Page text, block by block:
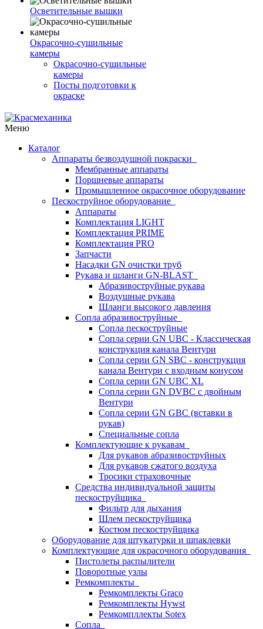
Осветительные вышки
Окрасочно-сушильные
камеры
Окрасочно-сушильные
камеры
Посты подготовки к
окраске
Меню
Каталог
Аппараты безвоздушной покраски
Мембранные аппараты
Поршневые аппараты
Промышленное окрасочное оборудование
Пескоструйное оборудование
Аппараты
Комплектация LIGHT
Комплектация PRIME
Комплектация PRO
Запчасти
Насадки GN очистки труб
Рукава и шланги GN-BLAST
Абразивоструйные рукава
Воздушные рукава
Шланги высокого давления
Сопла абразивоструйные
Сопла пескоструйные
Сопла серии GN UBC - Классическая
конструкция канала Вентури
Сопла серии GN SBC - конструкция
канала Вентури c входным конусом
Сопла серии GN UBC XL
Сопла серии GN DVBC с двойным
Вентури
Сопла серии GN GBC (вставки в
рукав)
Специальные сопла
Комплектующие к рукавам
Для рукавов абразивоструйных
Для рукавов сжатого воздуха
Тросики страховочные
Средства индивидуальной защиты
пескоструйщика
Фильтр для дыхания
Шлем пескоструйщика
Костюм пескоструйщика
Оборудование для штукатурки и шпаклевки
Комплектующие для окрасочного оборудования
Пистолеты распылители
Поворотные узлы
Ремкомплекты
Ремкомплекты Graco
Ремкомплекты Hywst
Ремкомпллекты Sotex
Сопла